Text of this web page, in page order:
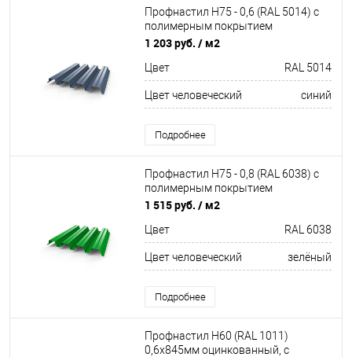
Профнастил Н75 - 0,6 (RAL 5014) с
полимерным покрытием
(полиэстер)
1 203 руб. / м2
Цвет RAL 5014
Цвет человеческий синий
Подробнее
Профнастил Н75 - 0,8 (RAL 6038) с
полимерным покрытием
(полиэстер)
1 515 руб. / м2
Цвет RAL 6038
Цвет человеческий зелёный
Подробнее
Профнастил Н60 (RAL 1011)
0,6х845мм оцинкованный, с